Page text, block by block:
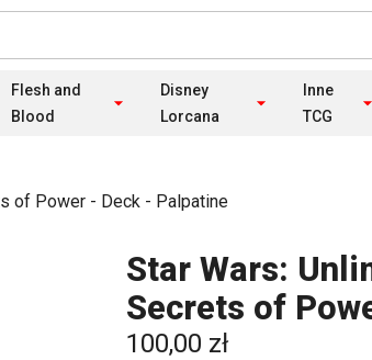
Flesh and
Blood
Disney
Lorcana
Inne
TCG
of Power - Deck - Palpatine
Star Wars:
Secrets of
100,00 zł